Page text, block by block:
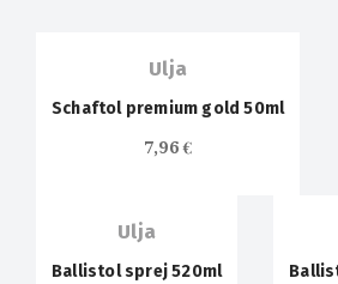
Ulja
Schaftol premium gold 50ml
7,96€
Ulja
Ballistol sprej 520ml